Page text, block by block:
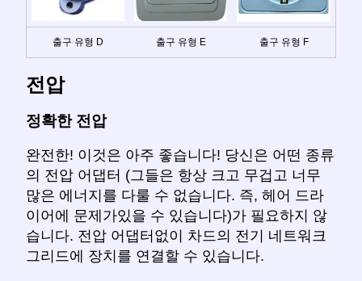
출구 유형 D 출구 유형 E 출구 유형 F
전압
정확한 전압
완전한! 이것은 아주 좋습니다! 당신은 어떤 종류
의 전압 어댑터 (그들은 항상 크고 무겁고 너무
많은 에너지를 다룰 수 없습니다. 즉, 헤어 드라
이어에 문제가있을 수 있습니다)가 필요하지 않
습니다. 전압 어댑터없이 차드의 전기 네트워크
그리드에 장치를 연결할 수 있습니다.